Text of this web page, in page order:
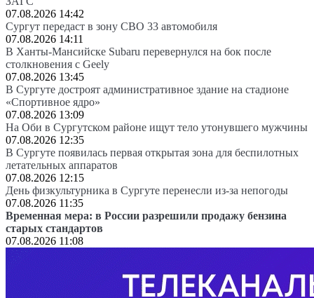
07.08.2026 14:42
Сургут передаст в зону СВО 33 автомобиля
07.08.2026 14:11
В Ханты-Мансийске Subaru перевернулся на бок после
столкновения с Geely
07.08.2026 13:45
В Сургуте достроят административное здание на стадионе
«Спортивное ядро»
07.08.2026 13:09
На Оби в Сургутском районе ищут тело утонувшего мужчины
07.08.2026 12:35
В Сургуте появилась первая открытая зона для беспилотных
летательных аппаратов
07.08.2026 12:15
День физкультурника в Сургуте перенесли из-за непогоды
07.08.2026 11:35
Временная мера: в России разрешили продажу бензина
старых стандартов
07.08.2026 11:08